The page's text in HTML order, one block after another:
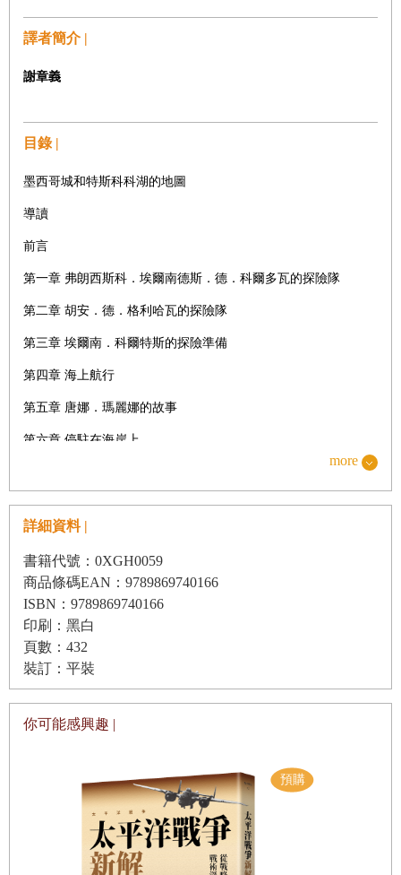
譯者簡介 |
謝章義
目錄 |
墨西哥城和特斯科科湖的地圖
導讀
前言
第一章 弗朗西斯科．埃爾南德斯．德．科爾多瓦的探險隊
第二章 胡安．德．格利哈瓦的探險隊
第三章 埃爾南．科爾特斯的探險準備
第四章 海上航行
第五章 唐娜．瑪麗娜的故事
第六章 停駐在海岸上
第八章 建立維拉克魯斯鎮
第九章 行軍至辛加帕辛加後返回澤波拉
第十章 維拉克魯斯的事件：摧毀船隻
第十一章 大戰特拉克斯卡拉人
第十二章 與特拉克斯卡拉議和：來自墨西哥城的使節
第十三章 往墨西哥城進軍
第十五章 停留在墨西哥城
第十七章 科爾特斯的困境
第十八章 逃離墨西哥城
第十九章 科爾特斯召集生力軍
more
詳細資料 |
書籍代號：0XGH0059
商品條碼EAN：9789869740166
ISBN：9789869740166
印刷：黑白
頁數：432
裝訂：平裝
你可能感興趣 |